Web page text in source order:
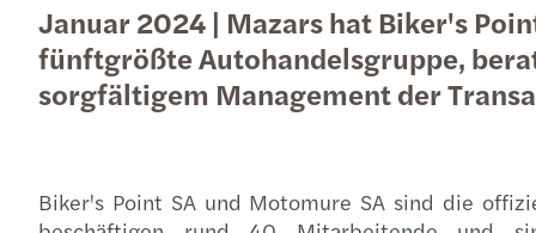
Januar 2024 | Mazars hat Biker's
fünftgrößte Autohandelsgruppe,
sorgfältigem Management der
Biker's Point SA und Motomure SA sind die